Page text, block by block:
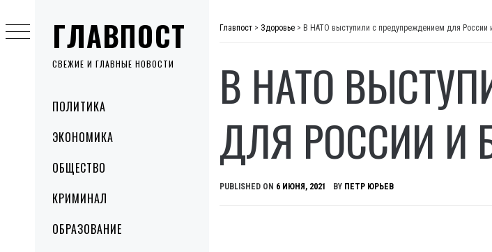
ГЛАВПОСТ
СВЕЖИЕ И ГЛАВНЫЕ НОВОСТИ
MenuПОЛИТИКА
ЭКОНОМИКА
ОБЩЕСТВО
КРИМИНАЛ
ОБРАЗОВАНИЕ
to
content
Главпост > Здоровье > В НАТО выступили с предупреждением для России
В НАТО
ДЛЯ РОССИИ И
PUBLISHED ON 6 ИЮНЯ, 2021 BY ПЕТР ЮРЬЕВ